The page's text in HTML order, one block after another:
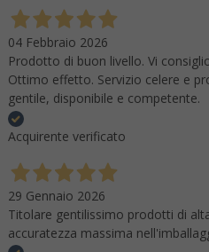
04 Febbraio 2026
Prodotto di buon livello. Vi
Ottimo effetto. Servizio celere e
gentile, disponibile e competente.
Acquirente verificato
29 Gennaio 2026
Titolare gentilissimo prodotti di
accuratezza massima